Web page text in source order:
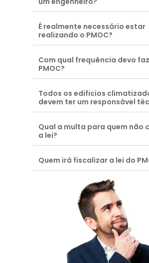
É realmente necessário estar
realizando o PMOC?
Com qual frequência devo
PMOC?
Todos os edificios
devem ter um responsável
Qual a multa para quem não
a lei?
Quem irá fiscalizar a lei do